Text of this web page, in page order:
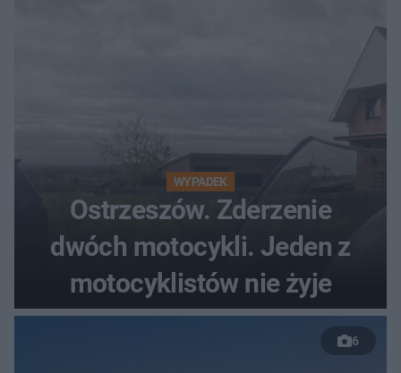
WYPADEK
Ostrzeszów. Zderzenie
dwóch motocykli. Jeden z
motocyklistów nie żyje
6